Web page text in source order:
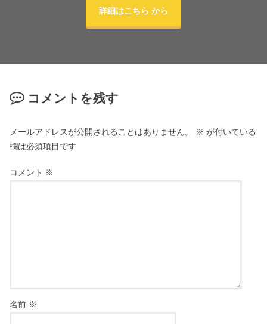
詳細はこちら から
コメントを残す
メールアドレスが公開されることはありません。 ※ が付いている
欄は必須項目です
コメント ※
名前 ※